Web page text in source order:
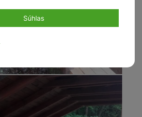
Súhlas